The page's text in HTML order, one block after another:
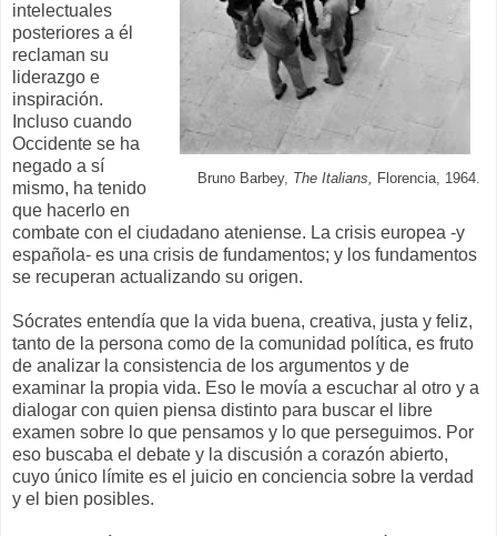
Bruno Barbey, The Italians, Florencia, 1964.
intelectuales
posteriores a él
reclaman su
liderazgo e
inspiración.
Incluso cuando
Occidente se ha
negado a sí
mismo, ha tenido
que hacerlo en
combate con el ciudadano ateniense. La crisis europea -y
española- es una crisis de fundamentos; y los fundamentos
se recuperan actualizando su origen.
Sócrates entendía que la vida buena, creativa, justa y feliz,
tanto de la persona como de la comunidad política, es fruto
de analizar la consistencia de los argumentos y de
examinar la propia vida. Eso le movía a escuchar al otro y a
dialogar con quien piensa distinto para buscar el libre
examen sobre lo que pensamos y lo que perseguimos. Por
eso buscaba el debate y la discusión a corazón abierto,
cuyo único límite es el juicio en conciencia sobre la verdad
y el bien posibles.